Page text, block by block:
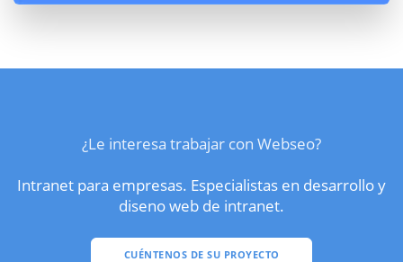
¿Le interesa trabajar con Webseo?
Intranet para empresas. Especialistas en desarrollo y
diseno web de intranet.
CUÉNTENOS DE SU PROYECTO